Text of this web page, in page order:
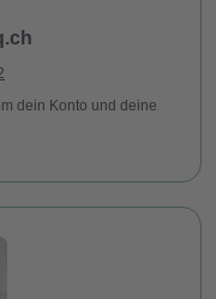
dein Konto und deine